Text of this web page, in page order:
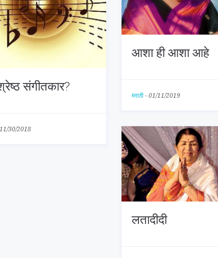
आशा ही आशा आहे
मराठी- 01/11/2019
संगीतकार?
11/30/2018
लतादीदी